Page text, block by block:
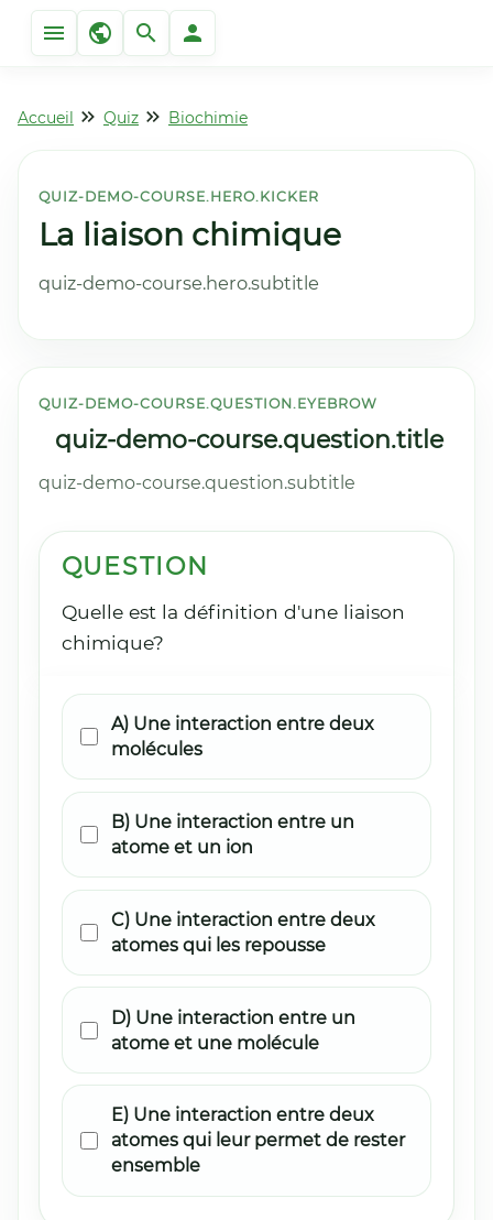
Accueil Quiz Biochimie
QUIZ-DEMO-COURSE.HERO.KICKER
La liaison chimique
quiz-demo-course.hero.subtitle
QUIZ-DEMO-COURSE.QUESTION.EYEBROW
quiz-demo-course.question.title
quiz-demo-course.question.subtitle
QUESTION
Quelle est la définition d'une liaison
chimique?
A) Une interaction entre deux
molécules
B) Une interaction entre un
atome et un ion
C) Une interaction entre deux
atomes qui les repousse
D) Une interaction entre un
atome et une molécule
E) Une interaction entre deux
atomes qui leur permet de rester
ensemble